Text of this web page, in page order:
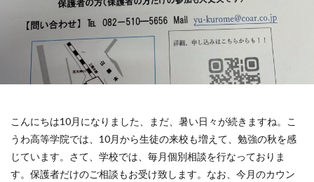
こんにちは10月になりました、まだ、暑い日々が続きますね。こ
うわ高等学院では、10月から生徒の来校も増えて、勉強の秋を感
じています。さて、学校では、毎月個別相談を行なっておりま
す。保護者だけのご相談もお受け致します。なお、今月のカウン